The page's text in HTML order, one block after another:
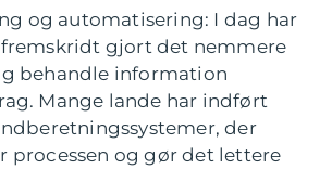
og automatisering: I dag har
gjort det nemmere
behandle information
Mange lande har indført
der
processen og gør det lettere